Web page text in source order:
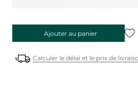
Ajouter au panier
Calculer le délai et le prix de